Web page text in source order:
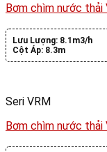
Bơm chìm nước
Lưu Lượng: 8.1m3/h
Cột Áp: 8.3m
Seri VRM
Bơm chìm nước thải